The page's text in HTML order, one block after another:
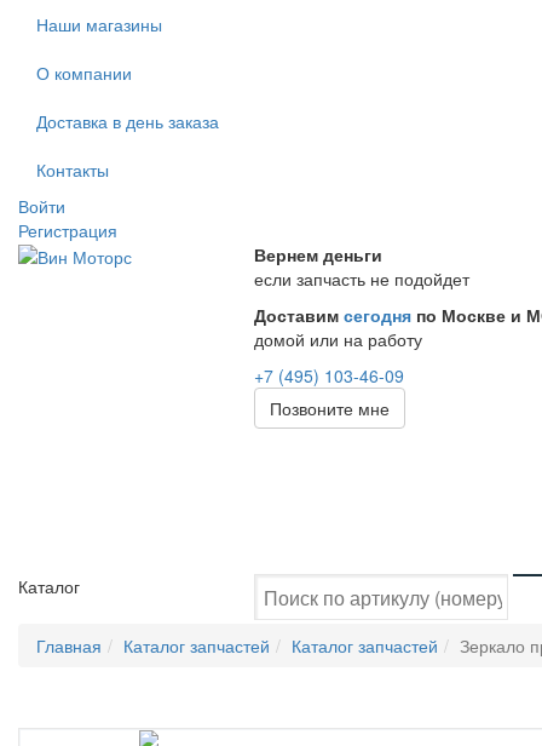
Наши магазины
О компании
Доставка в день заказа
Контакты
Войти
Регистрация
Вернем деньги
если запчасть не подойдет
Доставим сегодня по Москве и
домой или на работу
+7 (495) 103-46-09
Позвоните мне
Каталог
Главная Каталог запчастей Каталог запчастей Зеркало